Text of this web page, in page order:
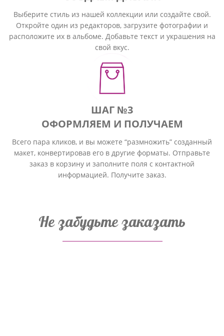
Выберите стиль из нашей коллекции или создайте свой.
Откройте один из редакторов, загрузите фотографии и
расположите их в альбоме. Добавьте текст и украшения на
свой вкус.
ШАГ №3
ОФОРМЛЯЕМ И ПОЛУЧАЕМ
Всего пара кликов, и вы можете “размножить” созданный
макет, конвертировав его в другие форматы. Отправьте
заказ в корзину и заполните поля с контактной
информацией. Получите заказ.
Не забудьте заказать